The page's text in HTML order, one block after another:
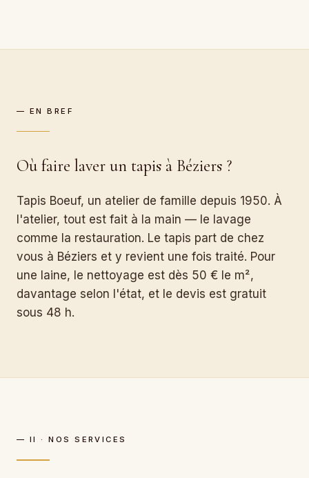
— EN BREF
Où faire laver un tapis à Béziers ?
Tapis Boeuf, un atelier de famille depuis 1950. À
l'atelier, tout est fait à la main — le lavage
comme la restauration. Le tapis part de chez
vous à Béziers et y revient une fois traité. Pour
une laine, le nettoyage est dès 50 € le m²,
davantage selon l'état, et le devis est gratuit
sous 48 h.
— II · NOS SERVICES